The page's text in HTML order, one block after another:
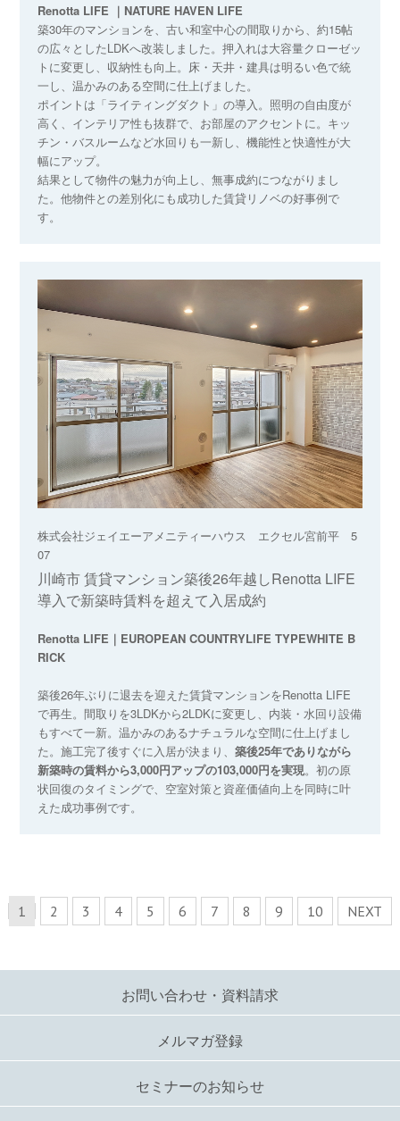
Renotta LIFE ｜NATURE HAVEN LIFE
築30年のマンションを、古い和室中心の間取りから、約15帖
の広々としたLDKへ改装しました。押入れは大容量クローゼッ
トに変更し、収納性も向上。床・天井・建具は明るい色で統
一し、温かみのある空間に仕上げました。
ポイントは「ライティングダクト」の導入。照明の自由度が
高く、インテリア性も抜群で、お部屋のアクセントに。キッ
チン・バスルームなど水回りも一新し、機能性と快適性が大
幅にアップ。
結果として物件の魅力が向上し、無事成約につながりまし
た。他物件との差別化にも成功した賃貸リノベの好事例で
す。
株式会社ジェイエーアメニティーハウス エクセル宮前平 5
07
川崎市 賃貸マンション築後26年越しRenotta LIFE
導入で新築時賃料を超えて入居成約
Renotta LIFE｜EUROPEAN COUNTRYLIFE TYPEWHITE B
RICK
築後26年ぶりに退去を迎えた賃貸マンションをRenotta LIFE
で再生。間取りを3LDKから2LDKに変更し、内装・水回り設備
もすべて一新。温かみのあるナチュラルな空間に仕上げまし
た。施工完了後すぐに入居が決まり、築後25年でありながら
新築時の賃料から3,000円アップの103,000円を実現。初の原
状回復のタイミングで、空室対策と資産価値向上を同時に叶
えた成功事例です。
1 2 3 4 5 6 7 8 9 10 NEXT
お問い合わせ・資料請求
メルマガ登録
セミナーのお知らせ